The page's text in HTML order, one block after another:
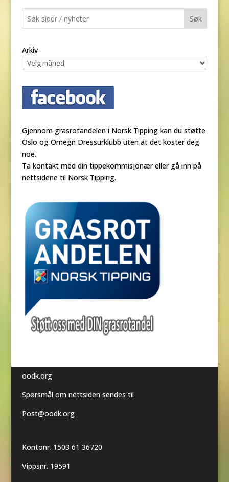
Søk
Arkiv
Gjennom grasrotandelen i Norsk Tipping kan du støtte
Oslo og Omegn Dressurklubb uten at det koster deg
noe.
Ta kontakt med din tippekommisjonær eller gå inn på
nettsidene til Norsk Tipping.
oodk.org
Spørsmål om nettsiden sendes til
Post@oodk.org
Kontonr. 1503 61 36720
Vippsnr. 19591